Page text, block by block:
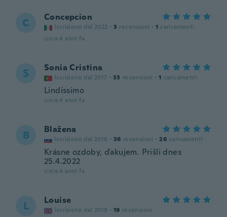
C Concepcion
Iscrizione dal 2022 · 3 recensioni · 1 caricamenti
circa 4 anni fa
S Sonia Cristina
Iscrizione dal 2017 · 33 recensioni · 1 caricamenti
Lindíssimo
circa 4 anni fa
B Blažena
Iscrizione dal 2018 · 36 recensioni · 26 caricamenti
Krásne ozdoby, ďakujem. Prišli dnes
25.4.2022
circa 4 anni fa
L Louise
Iscrizione dal 2019 · 19 recensioni